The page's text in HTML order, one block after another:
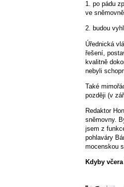
1. po pádu
ve sněmovně
2. budou
Úřednická
řešení,
kvalitně
nebyli
Také
později (v
Redaktor
sněmovny.
jsem z
pohlaváry
mocenskou
Kdyby